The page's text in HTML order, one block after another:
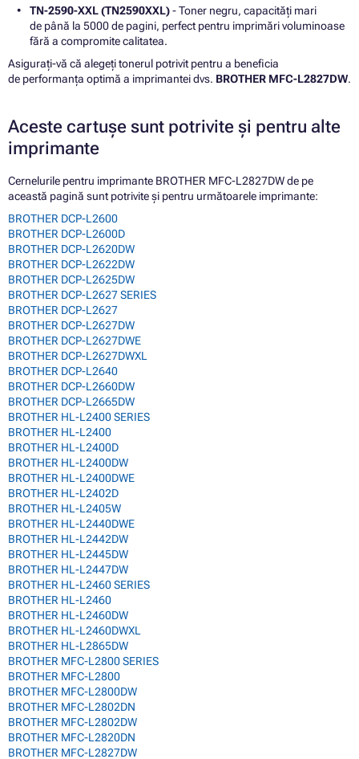
TN-2590-XXL (TN2590XXL)- Toner negru, capacități mari
de până la 5000 de pagini, perfect pentru imprimări voluminoase
fără a compromite calitatea.
Asigurați-vă că alegeți tonerul potrivit pentru a beneficia
de performanța optimă a imprimantei dvs. BROTHER MFC-L2827DW.
Aceste cartușe sunt potrivite și pentru alte
imprimante
Cernelurile pentru imprimante BROTHER MFC-L2827DW de pe
această pagină sunt potrivite și pentru următoarele imprimante:
BROTHER DCP-L2600
BROTHER DCP-L2600D
BROTHER DCP-L2620DW
BROTHER DCP-L2622DW
BROTHER DCP-L2625DW
BROTHER DCP-L2627 SERIES
BROTHER DCP-L2627
BROTHER DCP-L2627DW
BROTHER DCP-L2627DWE
BROTHER DCP-L2627DWXL
BROTHER DCP-L2640
BROTHER DCP-L2660DW
BROTHER DCP-L2665DW
BROTHER HL-L2400 SERIES
BROTHER HL-L2400
BROTHER HL-L2400D
BROTHER HL-L2400DW
BROTHER HL-L2400DWE
BROTHER HL-L2402D
BROTHER HL-L2405W
BROTHER HL-L2440DWE
BROTHER HL-L2442DW
BROTHER HL-L2445DW
BROTHER HL-L2447DW
BROTHER HL-L2460 SERIES
BROTHER HL-L2460
BROTHER HL-L2460DW
BROTHER HL-L2460DWXL
BROTHER HL-L2865DW
BROTHER MFC-L2800 SERIES
BROTHER MFC-L2800
BROTHER MFC-L2800DW
BROTHER MFC-L2802DN
BROTHER MFC-L2802DW
BROTHER MFC-L2820DN
BROTHER MFC-L2827DW